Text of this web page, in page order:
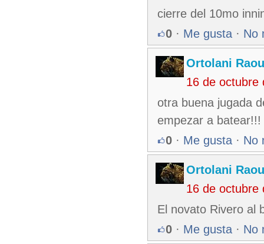
cierre del 10mo
0 · Me gusta · No
Ortolani
16 de octubre
otra buena jugada
empezar a batear!!!
0 · Me gusta · No
Ortolani
16 de octubre
El novato Rivero al
0 · Me gusta · No